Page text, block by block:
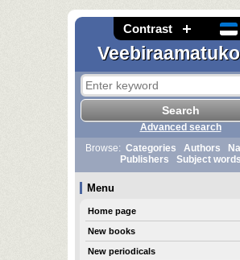
Contrast
Advanced search
Browse: Categories Authors
Publishers
Subject words
Menu
Home page
New books
New periodicals